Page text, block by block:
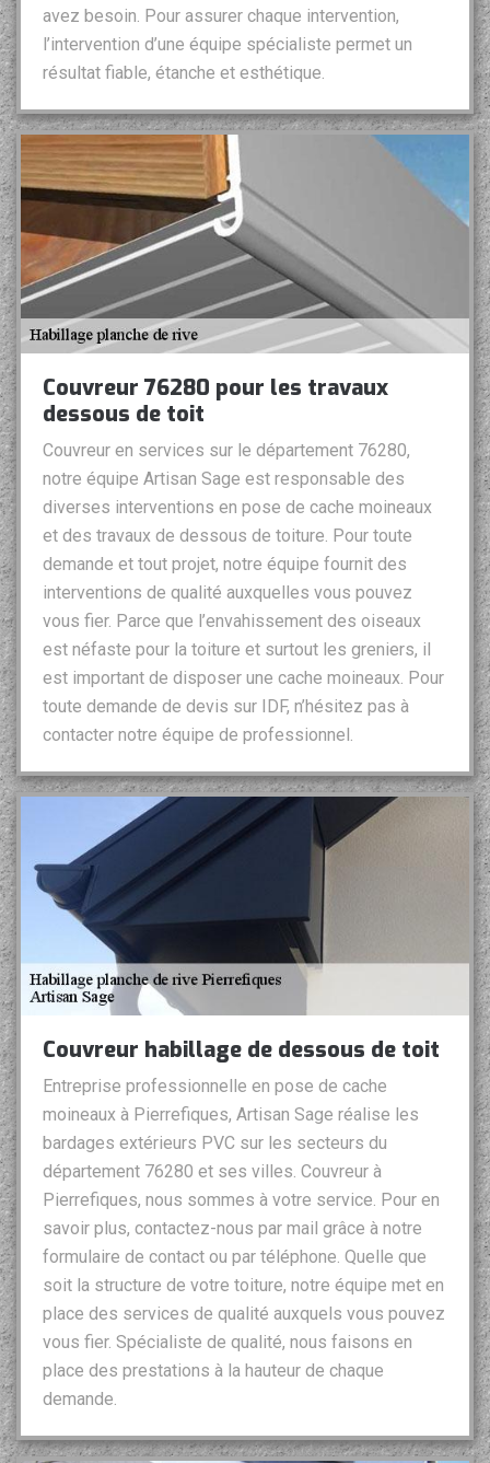
avez besoin. Pour assurer chaque intervention,
l’intervention d’une équipe spécialiste permet un
résultat fiable, étanche et esthétique.
Couvreur 76280 pour les travaux
dessous de toit
Couvreur en services sur le département 76280,
notre équipe Artisan Sage est responsable des
diverses interventions en pose de cache moineaux
et des travaux de dessous de toiture. Pour toute
demande et tout projet, notre équipe fournit des
interventions de qualité auxquelles vous pouvez
vous fier. Parce que l’envahissement des oiseaux
est néfaste pour la toiture et surtout les greniers, il
est important de disposer une cache moineaux. Pour
toute demande de devis sur IDF, n’hésitez pas à
contacter notre équipe de professionnel.
Couvreur habillage de dessous de toit
Entreprise professionnelle en pose de cache
moineaux à Pierrefiques, Artisan Sage réalise les
bardages extérieurs PVC sur les secteurs du
département 76280 et ses villes. Couvreur à
Pierrefiques, nous sommes à votre service. Pour en
savoir plus, contactez-nous par mail grâce à notre
formulaire de contact ou par téléphone. Quelle que
soit la structure de votre toiture, notre équipe met en
place des services de qualité auxquels vous pouvez
vous fier. Spécialiste de qualité, nous faisons en
place des prestations à la hauteur de chaque
demande.